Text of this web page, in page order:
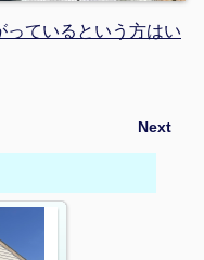
っているという方はい
Next